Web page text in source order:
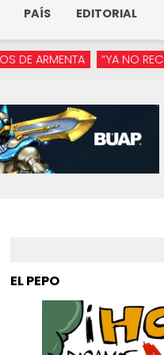
PAÍS
EDITORIAL
“YA NO RECONOZCO A MI
EL PEPO